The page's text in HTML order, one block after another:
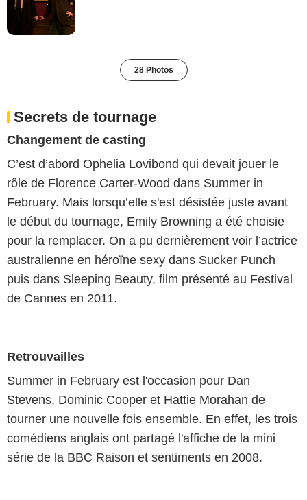
28 Photos
Secrets de tournage
Changement de casting
C’est d’abord Ophelia Lovibond qui devait jouer le
rôle de Florence Carter-Wood dans Summer in
February. Mais lorsqu’elle s'est désistée juste avant
le début du tournage, Emily Browning a été choisie
pour la remplacer. On a pu dernièrement voir l’actrice
australienne en héroïne sexy dans Sucker Punch
puis dans Sleeping Beauty, film présenté au Festival
de Cannes en 2011.
Retrouvailles
Summer in February est l'occasion pour Dan
Stevens, Dominic Cooper et Hattie Morahan de
tourner une nouvelle fois ensemble. En effet, les trois
comédiens anglais ont partagé l'affiche de la mini
série de la BBC Raison et sentiments en 2008.